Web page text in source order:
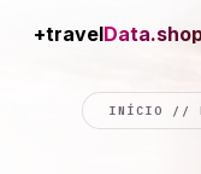
+travel
INÍCIO //